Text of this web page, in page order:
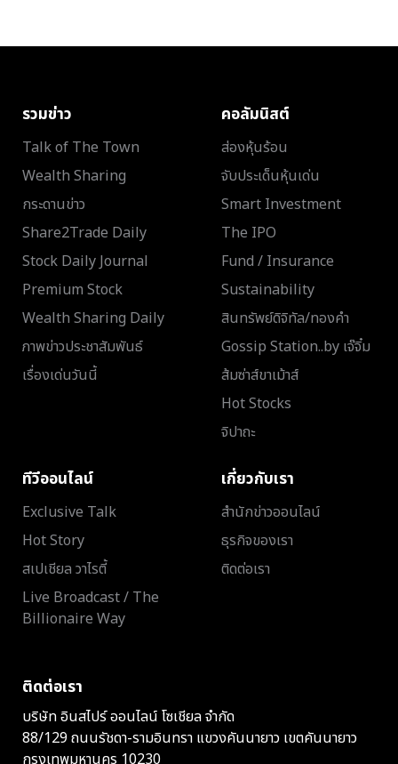
รวมข่าว
Talk of The Town
Wealth Sharing
กระดานข่าว
Share2Trade Daily
Stock Daily Journal
Premium Stock
Wealth Sharing Daily
ภาพข่าวประชาสัมพันธ์
เรื่องเด่นวันนี้
คอลัมนิสต์
ส่องหุ้นร้อน
จับประเด็นหุ้นเด่น
Smart Investment
The IPO
Fund / Insurance
Sustainability
สินทรัพย์ดิจิทัล/ทองคำ
Gossip Station..by เจ๊จิ๋ม
ส้มซ่าส์ขาเม้าส์
Hot Stocks
จิปาถะ
ทีวีออนไลน์
Exclusive Talk
Hot Story
สเปเชียล วาไรตี้
Live Broadcast / The
Billionaire Way
เกี่ยวกับเรา
สำนักข่าวออนไลน์
ธุรกิจของเรา
ติดต่อเรา
ติดต่อเรา
บริษัท อินสไปร์ ออนไลน์ โซเชียล จำกัด
88/129 ถนนรัชดา-รามอินทรา แขวงคันนายาว เขตคันนายาว
กรุงเทพมหานคร 10230